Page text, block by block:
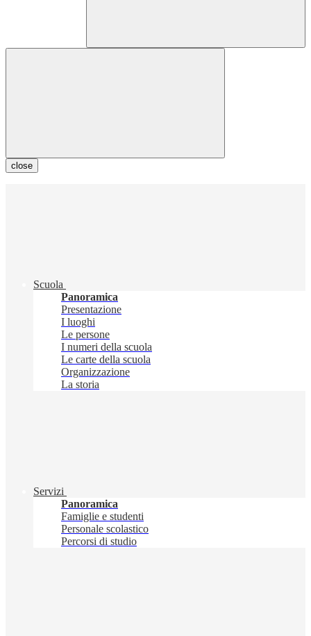
close
Scuola
Panoramica
Presentazione
I luoghi
Le persone
I numeri della scuola
Le carte della scuola
Organizzazione
La storia
Servizi
Panoramica
Famiglie e studenti
Personale scolastico
Percorsi di studio